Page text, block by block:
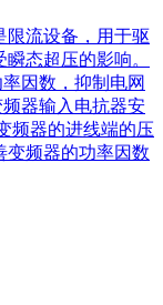
限流设备，用于驱
态超压的影响。
因数，抑制电网
器输入电抗器安
频器的进线端的压
变频器的功率因数